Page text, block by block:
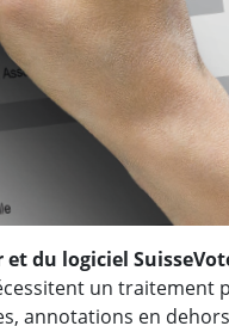
du logiciel
un traitement
annotations en